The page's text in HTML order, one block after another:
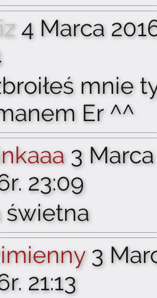
4 Marca
mnie
Er ^^
3 Marca
23:09
świetna
3
21:13